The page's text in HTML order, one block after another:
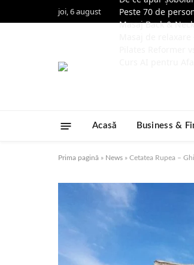
joi, 6 august
Peste 70 de
Masaj Back &
Pilates Reformer
Curs AI pentru
Acasă Business &
Prima pagină » News » Cetatea Rupea –